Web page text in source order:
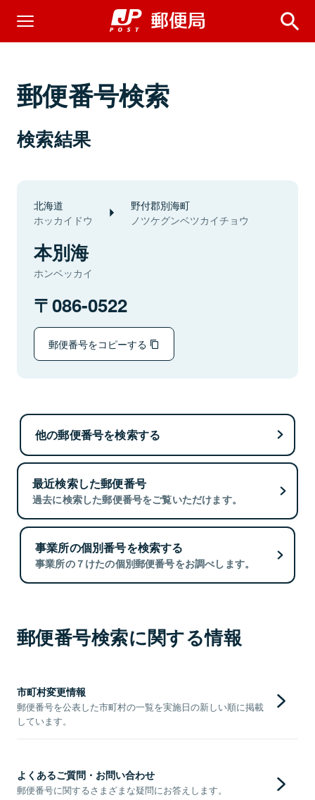
郵便番号検索
検索結果
北海道
ホッカイドウ
野付郡別海町
ノツケグンベツカイチョウ
本別海
ホンベッカイ
086-0522
郵便番号をコピーする
他の郵便番号を検索する
最近検索した郵便番号
過去に検索した郵便番号をご覧いただけます。
事業所の個別番号を検索する
事業所の７けたの個別郵便番号をお調べします。
郵便番号検索に関する情報
市町村変更情報
郵便番号を公表した市町村の一覧を実施日の新しい順に掲載
しています。
よくあるご質問・お問い合わせ
郵便番号に関するさまざまな疑問にお答えします。